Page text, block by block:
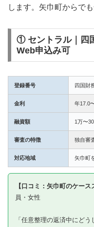
します。矢巾町からで
① セントラル｜四
Web申込み可
登録番号 四国財
金利 年17.0
融資額 1万〜
審査の特徴 独自審
対応地域 矢巾町
【口コミ：矢巾町のケース
員・女性
「任意整理の返済中にど